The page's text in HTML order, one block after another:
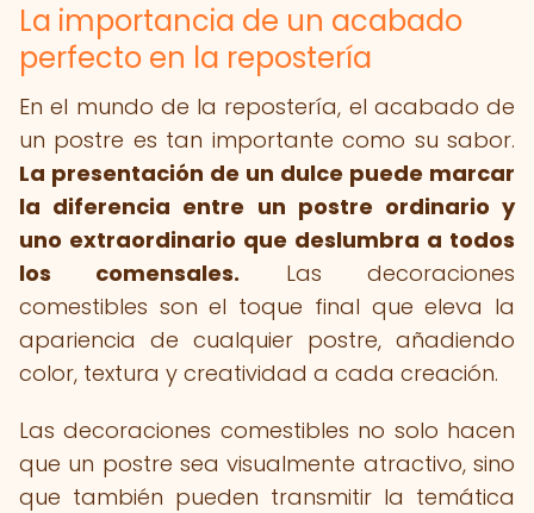
La importancia de un acabado
perfecto en la repostería
En el mundo de la repostería, el acabado de
un postre es tan importante como su sabor.
La presentación de un dulce puede marcar
la diferencia entre un postre ordinario y
uno extraordinario que deslumbra a todos
los comensales. Las decoraciones
comestibles son el toque final que eleva la
apariencia de cualquier postre, añadiendo
color, textura y creatividad a cada creación.
Las decoraciones comestibles no solo hacen
que un postre sea visualmente atractivo, sino
que también pueden transmitir la temática